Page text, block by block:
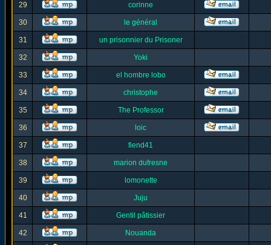
29 corinne
30 le général
31 un prisonnier du Prisoner
32 Yoki
33 el hombre lobo
34 christophe
35 The Professor
36 loic
37 fiend41
38 marion dufresne
39 lomonette
40 Juju
41 Gentil pâtissier
42 Nouanda